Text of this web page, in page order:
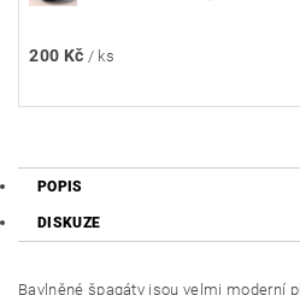
200 Kč / ks
POPIS
DISKUZE
Bavlněné špagáty jsou velmi moderní